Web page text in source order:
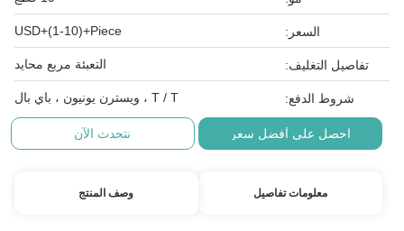
السعر: USD+(1-10)+Piece
تفاصيل التغليف: التعبئة مربع محايد
شروط الدفع: T / T ، ويسترن يونيون ، باي بال
احصل على أفضل سعر نتحدث الآن
معلومات تفاصيل وصف المنتج